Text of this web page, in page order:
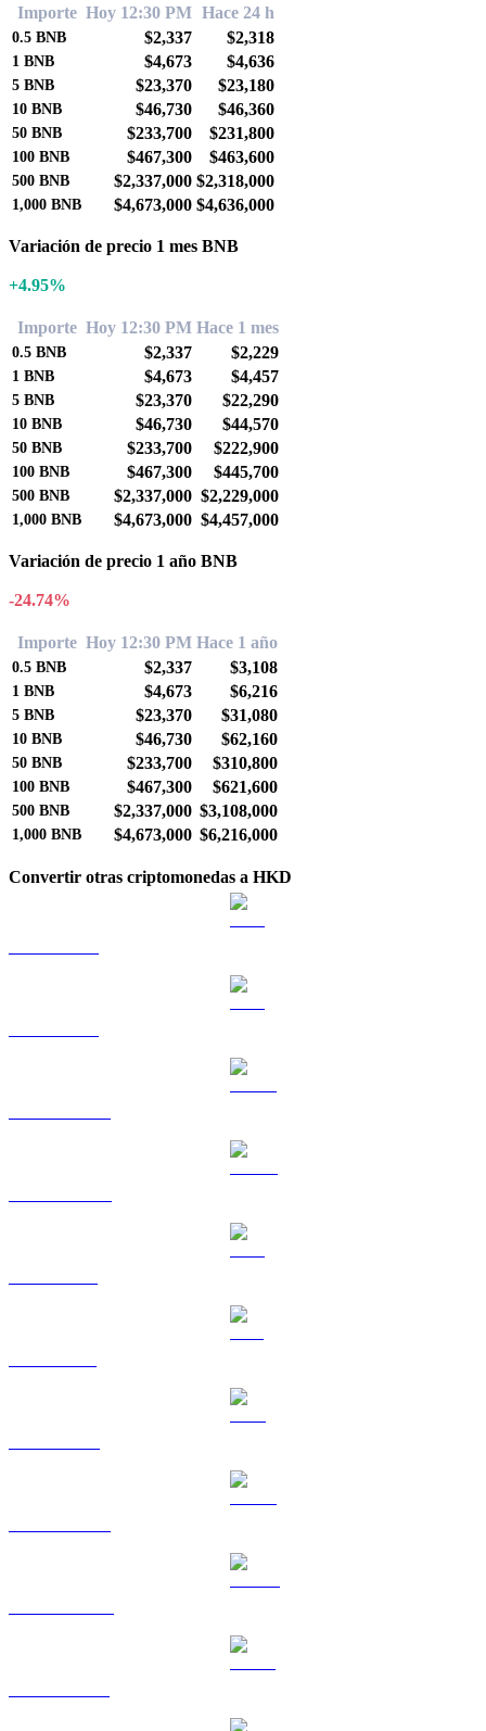
Importe Hoy 12:30 PM Hace 24 h
0.5 BNB $2,337 $2,318
1 BNB $4,673 $4,636
5 BNB $23,370 $23,180
10 BNB $46,730 $46,360
50 BNB $233,700 $231,800
100 BNB $467,300 $463,600
500 BNB $2,337,000 $2,318,000
1,000 BNB $4,673,000 $4,636,000
Variación de precio 1 mes BNB
+4.95%
Importe Hoy 12:30 PM Hace 1 mes
0.5 BNB $2,337 $2,229
1 BNB $4,673 $4,457
5 BNB $23,370 $22,290
10 BNB $46,730 $44,570
50 BNB $233,700 $222,900
100 BNB $467,300 $445,700
500 BNB $2,337,000 $2,229,000
1,000 BNB $4,673,000 $4,457,000
Variación de precio 1 año BNB
-24.74%
Importe Hoy 12:30 PM Hace 1 año
0.5 BNB $2,337 $3,108
1 BNB $4,673 $6,216
5 BNB $23,370 $31,080
10 BNB $46,730 $62,160
50 BNB $233,700 $310,800
100 BNB $467,300 $621,600
500 BNB $2,337,000 $3,108,000
1,000 BNB $4,673,000 $6,216,000
Convertir otras criptomonedas a HKD